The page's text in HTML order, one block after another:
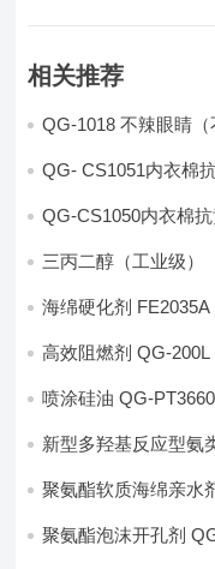
相关推荐
QG-1018 不辣眼睛
QG- CS1051内衣棉
QG-CS1050内衣棉抗
三丙二醇（工业级）
海绵硬化剂 FE2035A
高效阻燃剂 QG-
喷涂硅油 QG-
新型多羟基反应型氨
聚氨酯软质海绵亲水
聚氨酯泡沫开孔剂